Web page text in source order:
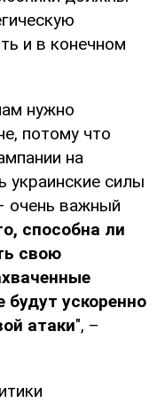
и в конечном
нужно
потому что
на
украинские силы
очень важный
способна ли
свою
будут ускоренно
атаки", –